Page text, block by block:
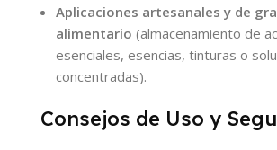
Aplicaciones artesanales y de
alimentario (almacenamiento de
esenciales, esencias, tinturas o
concentradas).
Consejos de Uso y